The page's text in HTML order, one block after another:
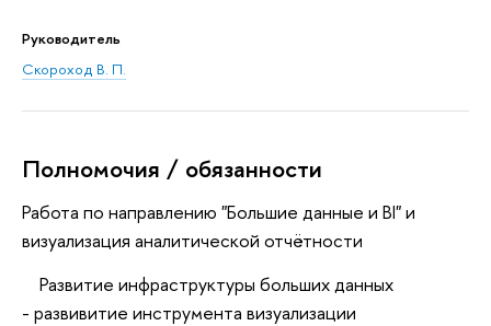
Руководитель
Скороход В. П.
Полномочия / обязанности
Работа по направлению "Большие данные и BI" и
визуализация аналитической отчётности
Развитие инфраструктуры больших данных
- развивитие инструмента визуализации